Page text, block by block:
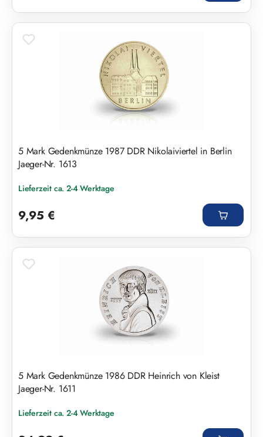
5 Mark Gedenkmünze 1987 DDR Nikolaiviertel in Berlin
Jaeger-Nr. 1613
Lieferzeit ca. 2-4 Werktage
9,95 €
5 Mark Gedenkmünze 1986 DDR Heinrich von Kleist
Jaeger-Nr. 1611
Lieferzeit ca. 2-4 Werktage